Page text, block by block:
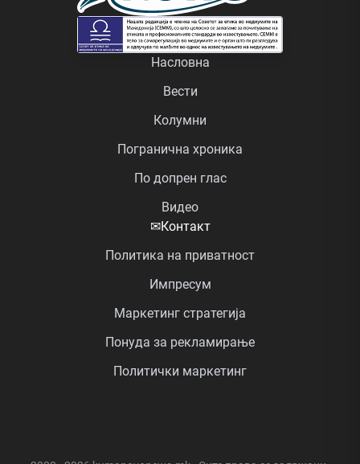
Насловна
Вести
Колумни
Погранична хроника
По допрен глас
Видео
✉Контакт
Политика на приватност
Импресум
Маркетинг стратегија
Понуда за рекламирање
Политички маркетинг